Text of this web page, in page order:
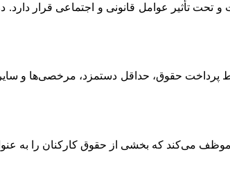
تأثیر عوامل قانونی و اجتماعی قرار دارد. در
پرداخت حقوق، حداقل دستمزد، مرخصی‌ها و
موظف می‌کند که بخشی از حقوق کارکنان را به